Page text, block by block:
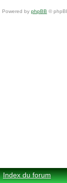
Powered by phpBB ©
Index du forum